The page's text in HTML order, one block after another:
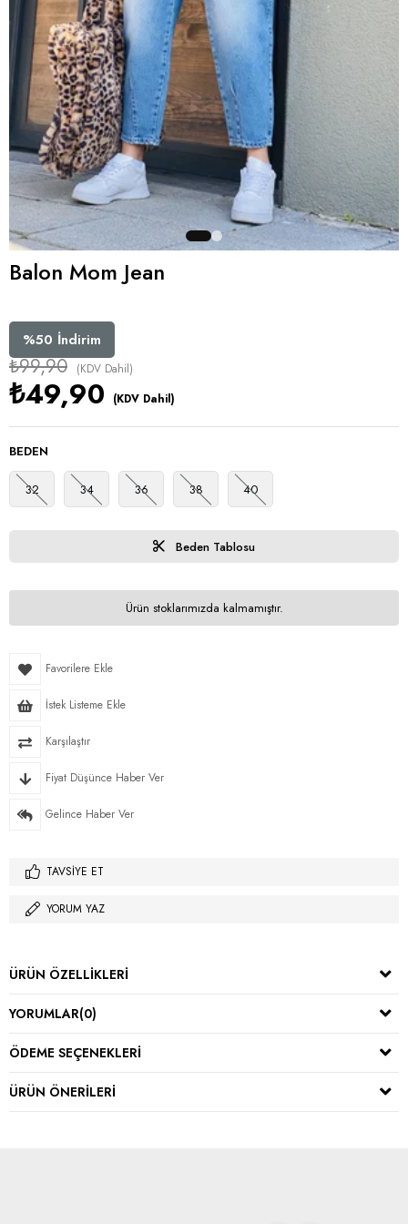
Balon Mom Jean
%50 İndirim
₺99,90 (KDV Dahil)
₺49,90 (KDV Dahil)
BEDEN
32 34 36 38 40
Beden Tablosu
Ürün stoklarımızda kalmamıştır.
Favorilere Ekle
İstek Listeme Ekle
Karşılaştır
Fiyat Düşünce Haber Ver
Gelince Haber Ver
TAVSIYE ET
YORUM YAZ
ÜRÜN ÖZELLIKLERI
YORUMLAR(0)
ÖDEME SEÇENEKLERI
ÜRÜN ÖNERILERI